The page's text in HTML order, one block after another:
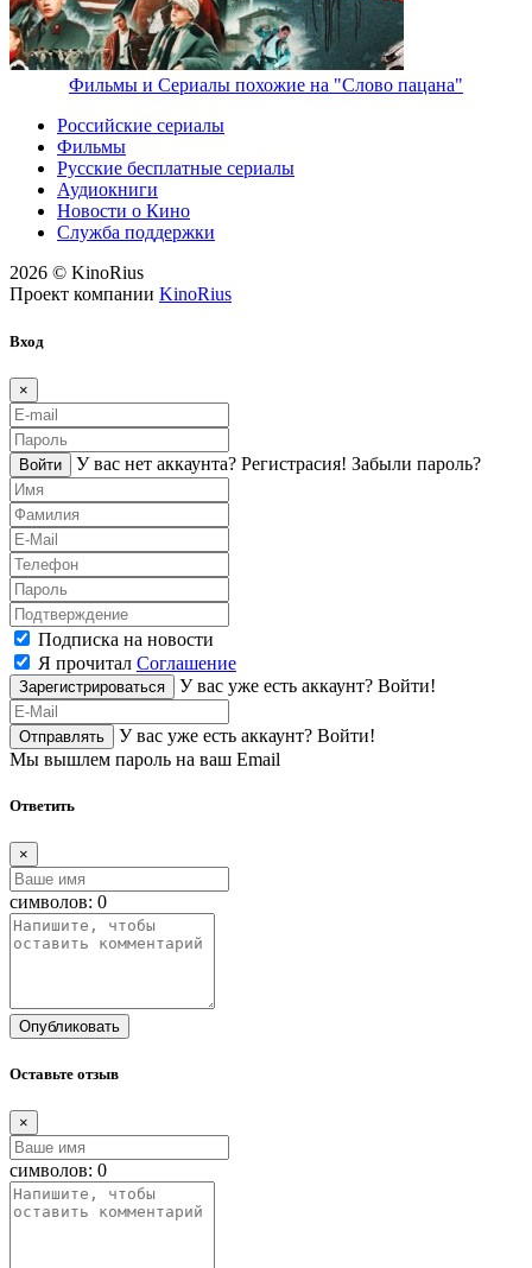
Фильмы и Сериалы похожие на "Слово пацана"
Российские сериалы
Фильмы
Русские бесплатные сериалы
Аудиокниги
Новости о Кино
Служба поддержки
2026 © KinoRius
Проект компании KinoRius
Вход
×
Войти У вас нет аккаунта? Регистраcия! Забыли пароль?
Подписка на новости
Я прочитал Соглашение
Зарегистрироваться У вас уже есть аккаунт? Войти!
Отправлять У вас уже есть аккаунт? Войти!
Мы вышлем пароль на ваш Email
Ответить
×
символов: 0
Опубликовать
Оставьте отзыв
×
символов: 0